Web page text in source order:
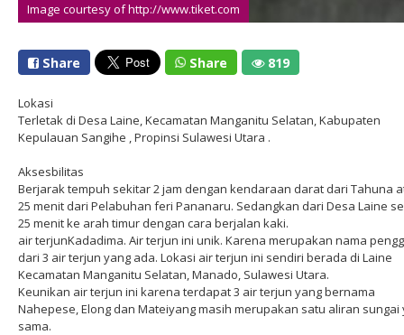
Image courtesy of http://www.tiket.com
Share Share 819
Lokasi
Terletak di Desa Laine, Kecamatan Manganitu Selatan, Kabupaten
Kepulauan Sangihe , Propinsi Sulawesi Utara .
Aksesbilitas
Berjarak tempuh sekitar 2 jam dengan kendaraan darat dari Tahuna
25 menit dari Pelabuhan feri Pananaru. Sedangkan dari Desa Laine
25 menit ke arah timur dengan cara berjalan kaki.
air terjunKadadima. Air terjun ini unik. Karena merupakan nama
dari 3 air terjun yang ada. Lokasi air terjun ini sendiri berada di Laine
Kecamatan Manganitu Selatan, Manado, Sulawesi Utara.
Keunikan air terjun ini karena terdapat 3 air terjun yang bernama
Nahepese, Elong dan Mateiyang masih merupakan satu aliran sungai
sama.